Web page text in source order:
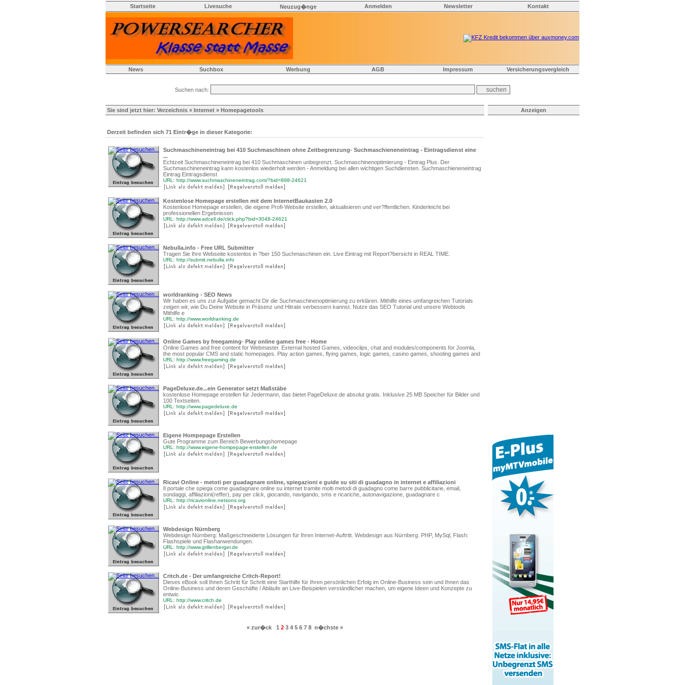
Startseite Livesuche Neuzug�nge Anmelden Newsletter Kontakt
News Suchbox Werbung AGB Impressum Versicherungsvergleich
Suchen nach:
Sie sind jetzt hier: Verzeichnis » Internet » Homepagetools
Derzeit befinden sich 71 Eintr�ge in dieser Kategorie:
Suchmaschineneintrag bei 410 Suchmaschinen ohne Zeitbegrenzung- Suchmaschieneneintrag - Eintragsdienst eine
...
Echtzeit Suchmaschineneintrag bei 410 Suchmaschinen unbegrenzt. Suchmaschinenoptimierung - Eintrag Plus. Der
Suchmaschineneintrag kann kostenlos wiederholt werden - Anmeldung bei allen wichtigen Suchdiensten. Suchmaschieneneintrag
Eintrag Eintragsdienst
URL: http://www.suchmaschineneintrag.com/?bid=898-24621
Kostenlose Homepage erstellen mit dem InternetBaukasten 2.0
Kostenlose Homepage erstellen, die eigene Profi-Website erstellen, aktualisieren und ver?ffentlichen. Kinderleicht bei
professionellen Ergebnissen
URL: http://www.adcell.de/click.php?bid=3048-24621
Nebulla.info - Free URL Submitter
Tragen Sie Ihre Webseite kostenlos in ?ber 150 Suchmaschinen ein. Live Eintrag mit Report?bersicht in REAL TIME.
URL: http://submit.nebulla.info
worldranking - SEO News
Wir haben es uns zur Aufgabe gemacht Dir die Suchmaschinenoptimierung zu erklären. Mithilfe eines umfangreichen Tutorials
zeigen wir, wie Du Deine Website in Präsenz und Hitrate verbessern kannst. Nutze das SEO Tutorial und unsere Webtools
Mithilfe e
URL: http://www.worldranking.de
Online Games by freegaming- Play online games free - Home
Online Games and free content for Webmaster. External hosted Games, videoclips, chat and modules/components for Joomla,
the most popular CMS and static homepages. Play action games, flying games, logic games, casino games, shooting games and
URL: http://www.freegaming.de
PageDeluxe.de...ein Generator setzt Maßstäbe
kostenlose Homepage erstellen für Jedermann, das bietet PageDeluxe.de absolut gratis. Inklusive 25 MB Speicher für Bilder und
100 Textseiten.
URL: http://www.pagedeluxe.de
Eigene Hompepage Erstellen
Gute Programme zum Bereich Bewerbungshomepage
URL: http://www.eigene-hompepage-erstellen.de
Ricavi Online - metoti per guadagnare online, spiegazioni e guide su siti di guadagno in internet e affiliazioni
Il portale che spiega come guadagnare online su internet tramite molti metodi di guadagno come barre pubblicitarie, email,
sondaggi, affiliazioni(reffer), pay per click, giocando, navigando, sms e ricariche, autonavigazione, guadagnare c
URL: http://ricavionline.netsons.org
Webdesign Nürnberg
Webdesign Nürnberg: Maßgeschneiderte Lösungen für Ihren Internet-Auftritt. Webdesign aus Nürnberg. PHP, MySql, Flash:
Flashspiele und Flashanwendungen.
URL: http://www.grillenberger.de
Critch.de - Der umfangreiche Critch-Report!
Dieses eBook soll Ihnen Schritt für Schritt eine Starthilfe für Ihren persönlichen Erfolg im Online-Business sein und Ihnen das
Online-Business und deren Geschäfte / Abläufe an Live-Beispielen verständlicher machen, um eigene Ideen und Konzepte zu
entwic
URL: http://www.critch.de
« zur�ck 1 2 3 4 5 6 7 8 n�chste »
Anzeigen